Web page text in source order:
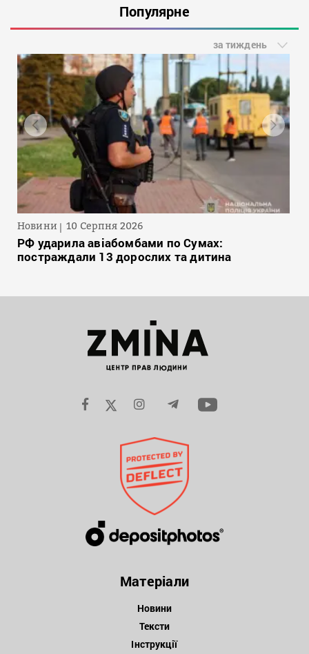
Популярне
за тиждень
Новини 10 Серпня 2026
РФ ударила авіабомбами по Сумах:
постраждали 13 дорослих та дитина
Матеріали
Новини
Тексти
Інструкції